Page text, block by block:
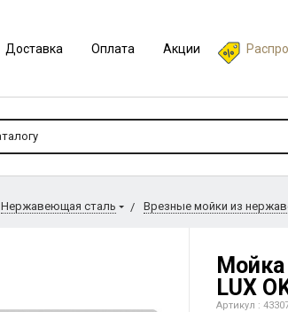
Доставка Оплата Акции
Нержавеющая сталь Врезные мойки из
LUX
Артикул :